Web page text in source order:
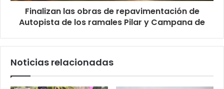
Finalizan las obras de repavimentación de
Autopista de los ramales Pilar y Campana de
Noticias relacionadas